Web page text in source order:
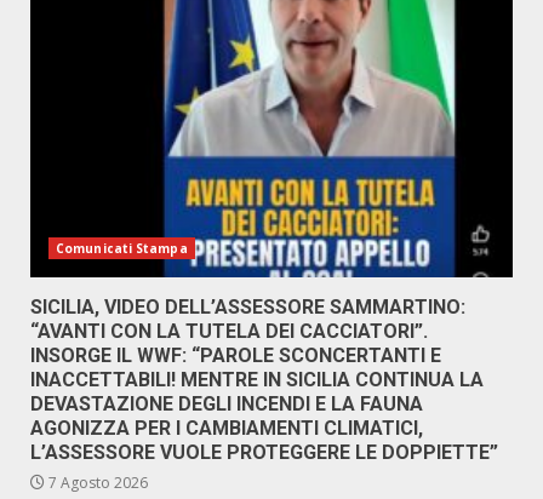
Comunicati Stampa
SICILIA, VIDEO DELL’ASSESSORE SAMMARTINO:
“AVANTI CON LA TUTELA DEI CACCIATORI”.
INSORGE IL WWF: “PAROLE SCONCERTANTI E
INACCETTABILI! MENTRE IN SICILIA CONTINUA LA
DEVASTAZIONE DEGLI INCENDI E LA FAUNA
AGONIZZA PER I CAMBIAMENTI CLIMATICI,
L’ASSESSORE VUOLE PROTEGGERE LE DOPPIETTE”
7 Agosto 2026